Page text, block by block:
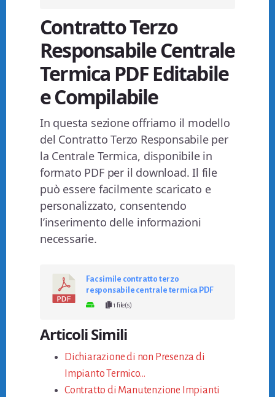
Contratto Terzo
Responsabile Centrale
Termica PDF Editabile
e Compilabile
In questa sezione offriamo il modello
del Contratto Terzo Responsabile per
la Centrale Termica, disponibile in
formato PDF per il download. Il file
può essere facilmente scaricato e
personalizzato, consentendo
l’inserimento delle informazioni
necessarie.
Fac simile contratto terzo
responsabile centrale termica PDF
1 file(s)
Articoli Simili
Dichiarazione di non Presenza di
Impianto Termico…
Contratto di Manutenzione Impianti